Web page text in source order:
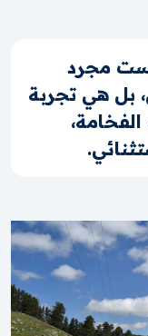
مجرد
بل هي تجربة